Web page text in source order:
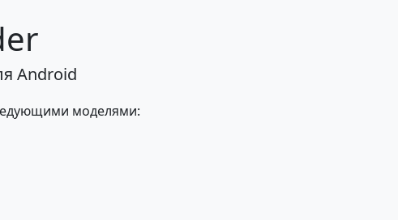
Android
моделями: